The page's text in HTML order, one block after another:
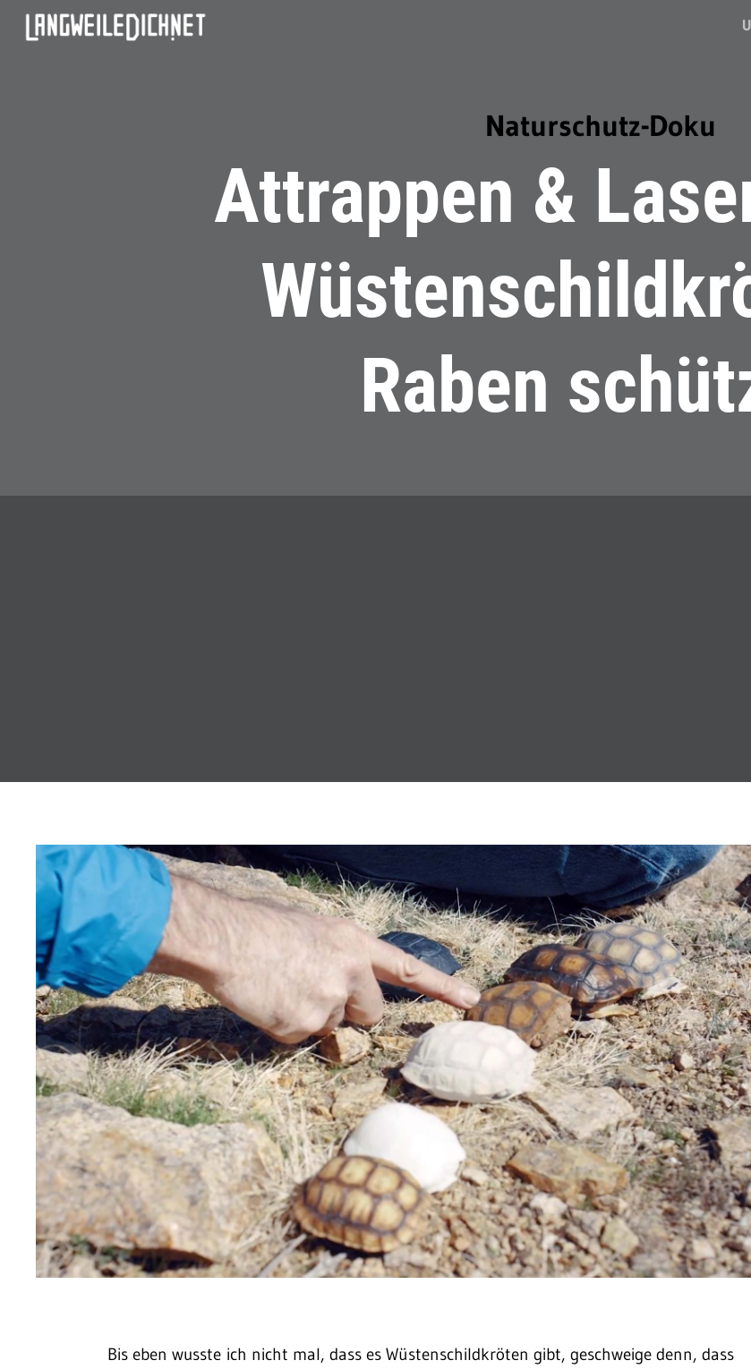
Naturschutz-Doku
Attrappen &
Raben
Bis eben wusste ich nicht mal, dass es Wüstenschildkröten gibt, geschweige denn, dass